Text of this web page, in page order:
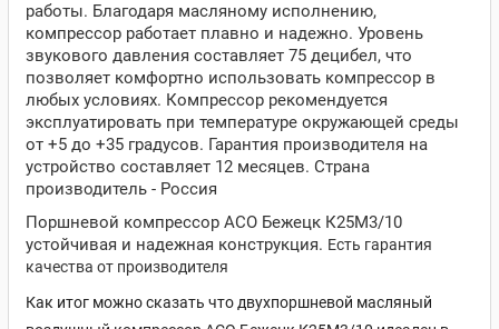
работы. Благодаря масляному исполнению,
компрессор работает плавно и надежно. Уровень
звукового давления составляет 75 децибел, что
позволяет комфортно использовать компрессор в
любых условиях. Компрессор рекомендуется
эксплуатировать при температуре окружающей среды
от +5 до +35 градусов. Гарантия производителя на
устройство составляет 12 месяцев. Страна
производитель - Россия
Поршневой компрессор АСО Бежецк К25М3/10
устойчивая и надежная конструкция. Есть гарантия
качества от производителя
Как итог можно сказать что двухпоршневой масляный